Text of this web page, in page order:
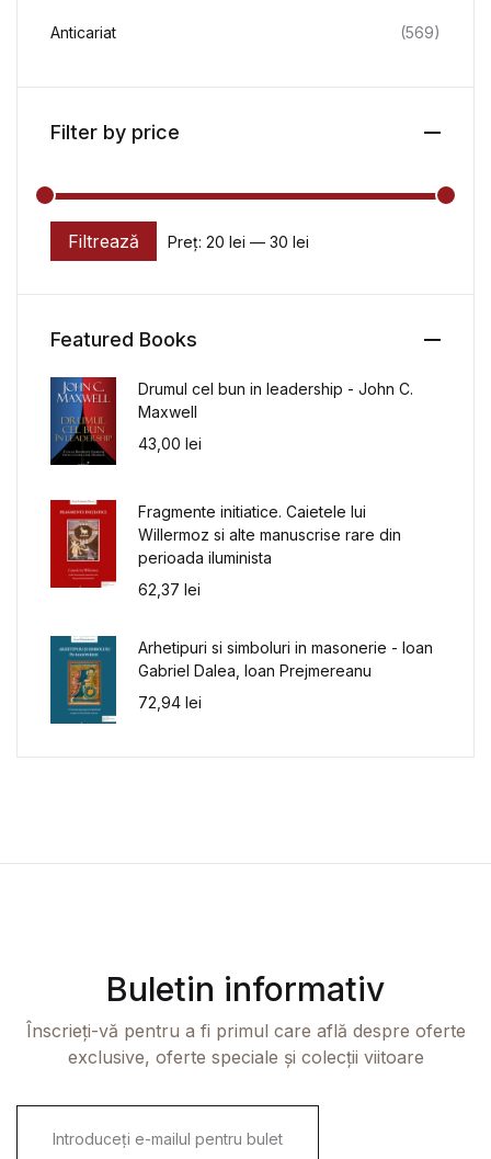
Anticariat (569)
Filter by price
Preț minim
Preț maxim
Filtrează Preț: 20 lei — 30 lei
Featured Books
Drumul cel bun in leadership - John C.
Maxwell
43,00 lei
Fragmente initiatice. Caietele lui
Willermoz si alte manuscrise rare din
perioada iluminista
62,37 lei
Arhetipuri si simboluri in masonerie - Ioan
Gabriel Dalea, Ioan Prejmereanu
72,94 lei
Buletin informativ
Înscrieți-vă pentru a fi primul care află despre oferte
exclusive, oferte speciale și colecții viitoare